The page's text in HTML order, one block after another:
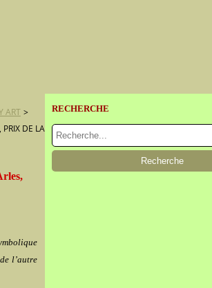
ART >
DE LA DÉCOUVERTE
l’autre
RECHERCHE